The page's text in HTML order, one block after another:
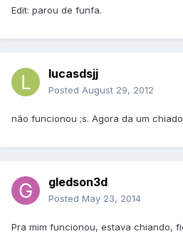
Edit: parou de funfa.
lucasdsjj
Posted August 29, 2012
não funcionou ;s. Agora da um
gledson3d
Posted May 23, 2014
Pra mim funcionou, estava chiando,